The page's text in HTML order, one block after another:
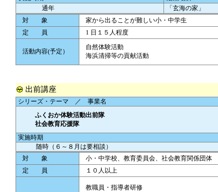
通年
「玄海の家」
対 象
家から出ることが難しい小・中学生
定 員
1 日１５人程度
活動内容(予定）
自然体験活動
海浜清掃等の貢献活動
出前講座
シリーズ・テーマ ／ 事業名
ふくおか体験活動出前隊
社会教育応援隊
実施時期
随時（６～８月は要相談）
対 象
小・中学校、教育委員会、社会教育関係団体
定 員
１０人以上
教職員・指導者研修